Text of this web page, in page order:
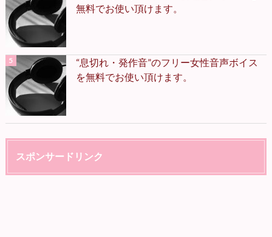
無料でお使い頂けます。
“息切れ・発作音”のフリー女性音声ボイス
を無料でお使い頂けます。
スポンサードリンク